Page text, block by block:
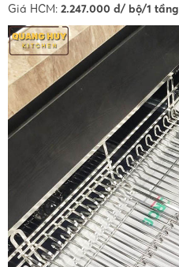
Giá HCM: 2.247.000 đ/ bộ/1 tầng